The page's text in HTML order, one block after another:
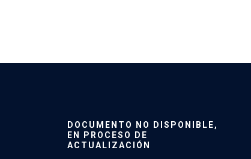
DOCUMENTO NO DISPONIBLE,
EN PROCESO DE
ACTUALIZACIÓN